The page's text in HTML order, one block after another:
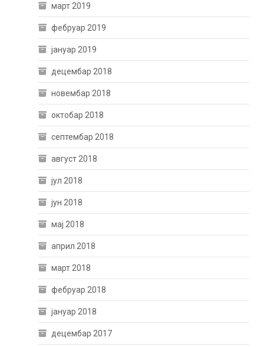
март 2019
фебруар 2019
јануар 2019
децембар 2018
новембар 2018
октобар 2018
септембар 2018
август 2018
јул 2018
јун 2018
мај 2018
април 2018
март 2018
фебруар 2018
јануар 2018
децембар 2017